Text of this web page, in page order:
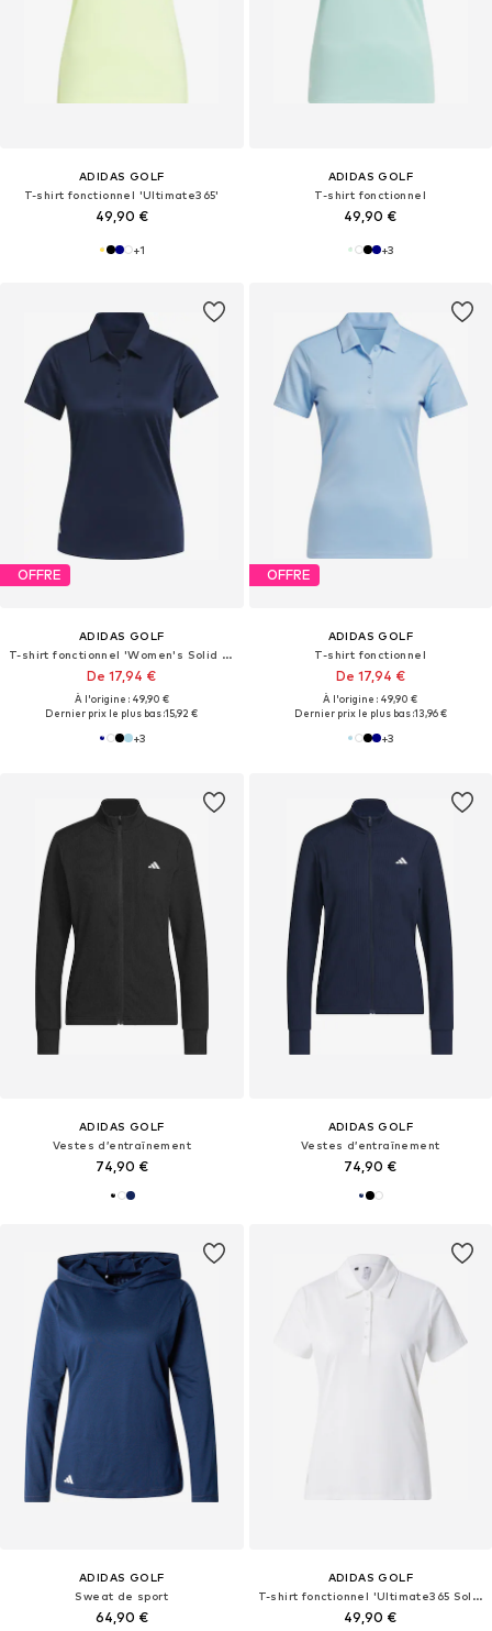
ADIDAS GOLF
T-shirt fonctionnel 'Ultimate365'
49,90 €
+1
ADIDAS GOLF
T-shirt fonctionnel
49,90 €
+3
OFFRE
ADIDAS GOLF
T-shirt fonctionnel 'Women's Solid Performance Short Sleeve Polo'
De 17,94 €
À l'origine : 49,90 €
Dernier prix le plus bas :15,92 €
+3
OFFRE
ADIDAS GOLF
T-shirt fonctionnel
De 17,94 €
À l'origine : 49,90 €
Dernier prix le plus bas :13,96 €
+3
ADIDAS GOLF
Vestes d’entraînement
74,90 €
ADIDAS GOLF
Vestes d’entraînement
74,90 €
ADIDAS GOLF
Sweat de sport
64,90 €
ADIDAS GOLF
T-shirt fonctionnel 'Ultimate365 Solid'
49,90 €